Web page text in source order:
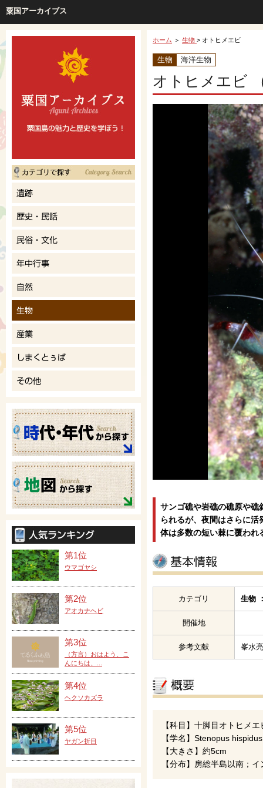
粟国アーカイブス
ホーム ＞ 生物 > オトヒメエビ
生物 海洋生物
オトヒメエビ
サンゴ礁や岩礁の礁原や礁
られるが、夜間はさらに活
体は多数の短い棘に覆われ
カテゴリ 生物
開催地
参考文献 峯水
【科目】十脚目オトヒメ
【学名】Stenopus hispidus
【大きさ】約5cm
【分布】房総半島以南；
第1位
ウマゴヤシ
第2位
アオカナヘビ
第3位
（方言）おはよう、こ
んにちは、...
第4位
ヘクソカズラ
第5位
ヤガン折目